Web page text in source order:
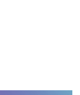
享至line
視窗分享至